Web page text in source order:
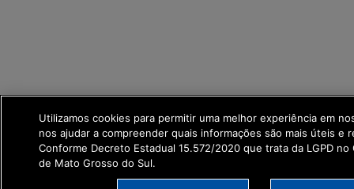
Utilizamos cookies para permitir uma melhor experiência em
nos ajudar a compreender quais informações são mais úteis e
Conforme Decreto Estadual 15.572/2020 que trata da LGPD no
de Mato Grosso do Sul.